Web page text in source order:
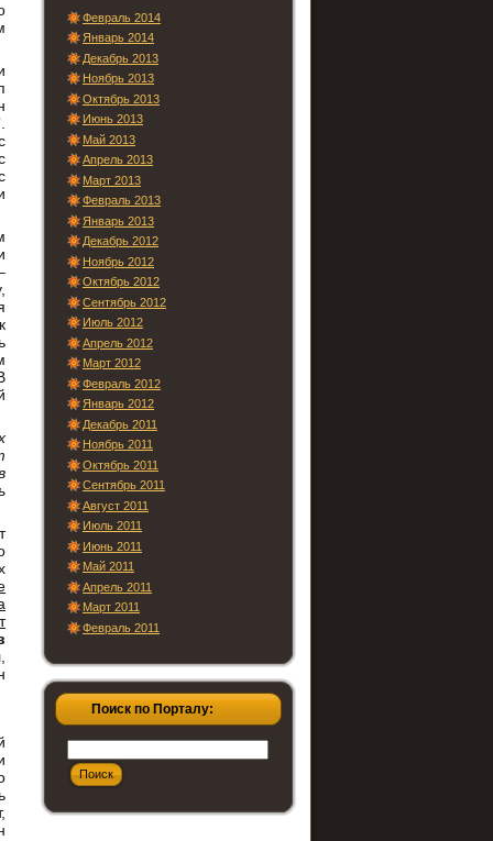
Февраль 2014
Январь 2014
Декабрь 2013
Ноябрь 2013
Октябрь 2013
Июнь 2013
Май 2013
Апрель 2013
Март 2013
Февраль 2013
Январь 2013
Декабрь 2012
Ноябрь 2012
Октябрь 2012
Сентябрь 2012
Июль 2012
Апрель 2012
Март 2012
Февраль 2012
Январь 2012
Декабрь 2011
Ноябрь 2011
Октябрь 2011
Сентябрь 2011
Август 2011
Июль 2011
Июнь 2011
Май 2011
Апрель 2011
Март 2011
Февраль 2011
Поиск по Порталу: